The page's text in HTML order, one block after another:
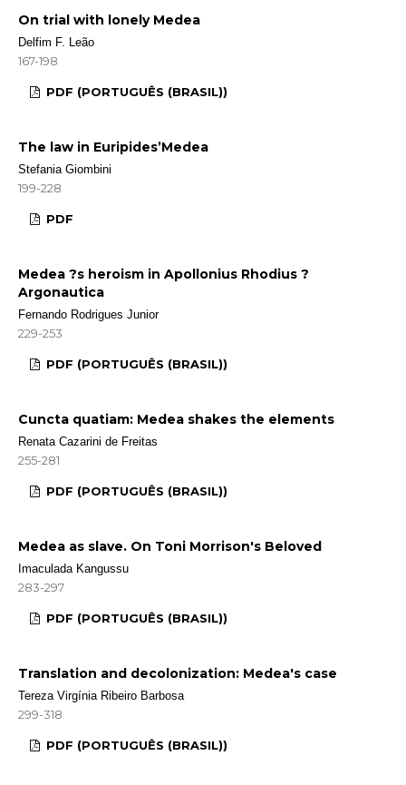
On trial with lonely Medea
Delfim F. Leão
167-198
PDF (PORTUGUÊS (BRASIL))
The law in Euripides’Medea
Stefania Giombini
199-228
PDF
Medea ?s heroism in Apollonius Rhodius ?
Argonautica
Fernando Rodrigues Junior
229-253
PDF (PORTUGUÊS (BRASIL))
Cuncta quatiam: Medea shakes the elements
Renata Cazarini de Freitas
255-281
PDF (PORTUGUÊS (BRASIL))
Medea as slave. On Toni Morrison's Beloved
Imaculada Kangussu
283-297
PDF (PORTUGUÊS (BRASIL))
Translation and decolonization: Medea's case
Tereza Virgínia Ribeiro Barbosa
299-318
PDF (PORTUGUÊS (BRASIL))